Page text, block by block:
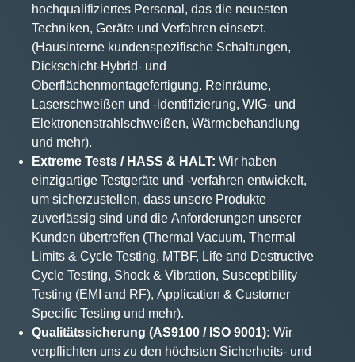
hochqualifiziertes Personal, das die neuesten
Techniken, Geräte und Verfahren einsetzt.
(Hausinterne kundenspezifische Schaltungen,
Dickschicht-Hybrid- und
Oberflächenmontagefertigung. Reinräume,
Laserschweißen und -identifizierung, WIG- und
Elektronenstrahlschweißen, Wärmebehandlung
und mehr).
Extreme Tests / HASS & HALT: Wir haben
einzigartige Testgeräte und -verfahren entwickelt,
um sicherzustellen, dass unsere Produkte
zuverlässig sind und die Anforderungen unserer
Kunden übertreffen (Thermal Vacuum, Thermal
Limits & Cycle Testing, MTBF, Life and Destructive
Cycle Testing, Shock & Vibration, Susceptibility
Testing (EMI and RF), Application & Customer
Specific Testing und mehr).
Qualitätssicherung (AS9100 / ISO 9001): Wir
verpflichten uns zu den höchsten Sicherheits- und